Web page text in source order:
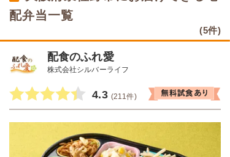
配弁当一覧
(5件)
配食のふれ愛
株式会社シルバーライフ
4.3 (211件)